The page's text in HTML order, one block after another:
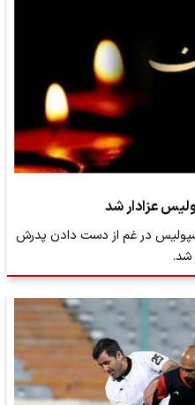
عزادار شد
در غم از دست دادن پدرش
شد.